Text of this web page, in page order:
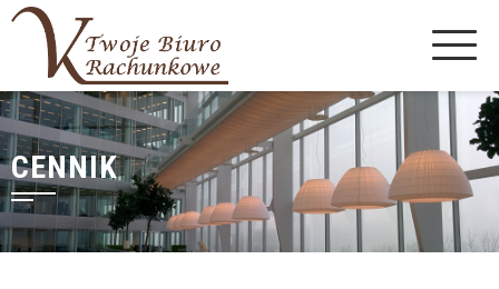
Skip
content
CENNIK